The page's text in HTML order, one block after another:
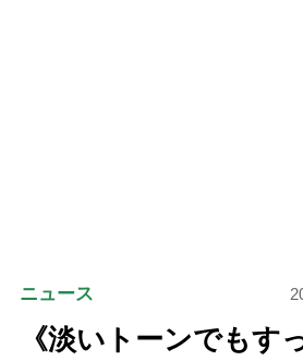
ニュース
《淡いトーンでもす